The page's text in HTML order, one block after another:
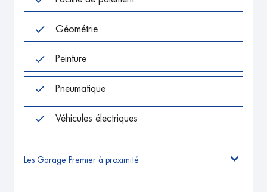
Géométrie
Peinture
Pneumatique
Véhicules électriques
Les Garage Premier à proximité